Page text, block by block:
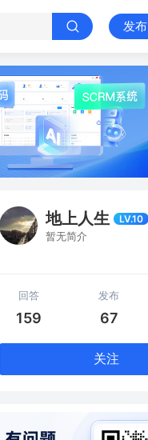
发布
地上人生 LV.10
暂无简介
回答
159
发布
67
关注